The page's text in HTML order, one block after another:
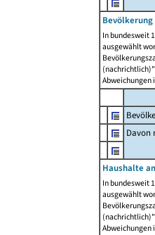
In bundesweit
ausgewählt
Abweichungen
Davon
Haushalte
In bundesweit
ausgewählt
Abweichungen